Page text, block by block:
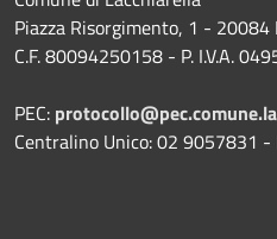
Piazza Risorgimento, 1 - 20084
C.F. 80094250158 - P. I.V.A.
PEC:
Centralino Unico: 02 9057831